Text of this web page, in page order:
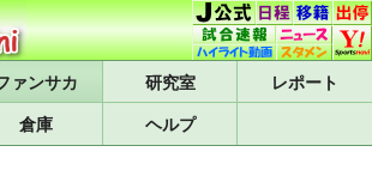
研究室
レポート
倉庫 ヘルプ